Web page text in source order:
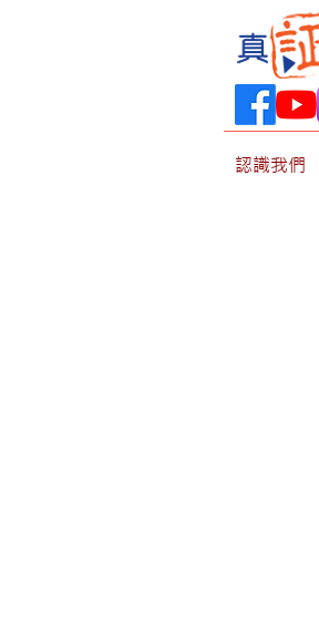
認識我們